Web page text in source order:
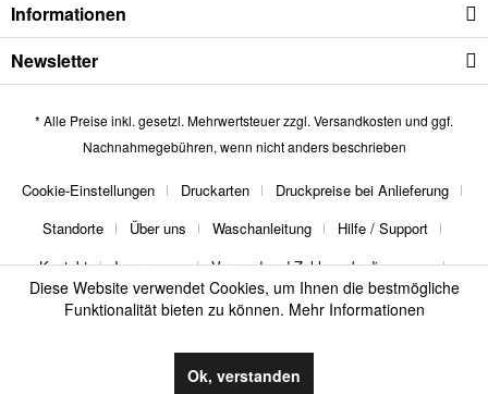
Informationen
Newsletter
* Alle Preise inkl. gesetzl. Mehrwertsteuer zzgl. Versandkosten und ggf.
Nachnahmegebühren, wenn nicht anders beschrieben
Cookie-Einstellungen Druckarten
Druckpreise bei Anlieferung
Standorte
Über uns Waschanleitung
Hilfe / Support
Kontakt
Impressum
Versand und Zahlungsbedingungen
Widerrufsrecht
Datenschutz
AGB
Diese Website verwendet Cookies, um Ihnen die bestmögliche
Funktionalität bieten zu können. Mehr Informationen
Ok, verstanden